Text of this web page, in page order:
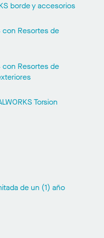
borde y accesorios
con Resortes de
con Resortes de
Torsion
de un (1) año